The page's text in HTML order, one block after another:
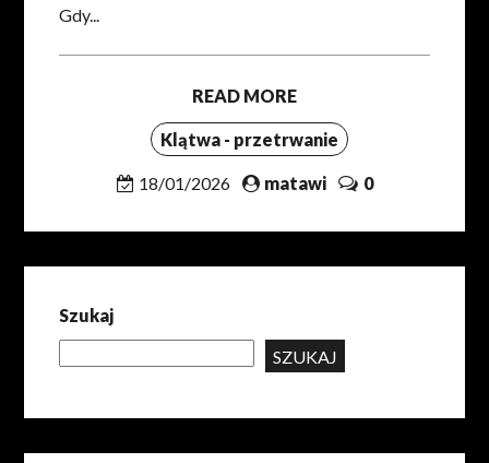
Gdy...
READ MORE
Klątwa - przetrwanie
18/01/2026 matawi 0
Szukaj
SZUKAJ